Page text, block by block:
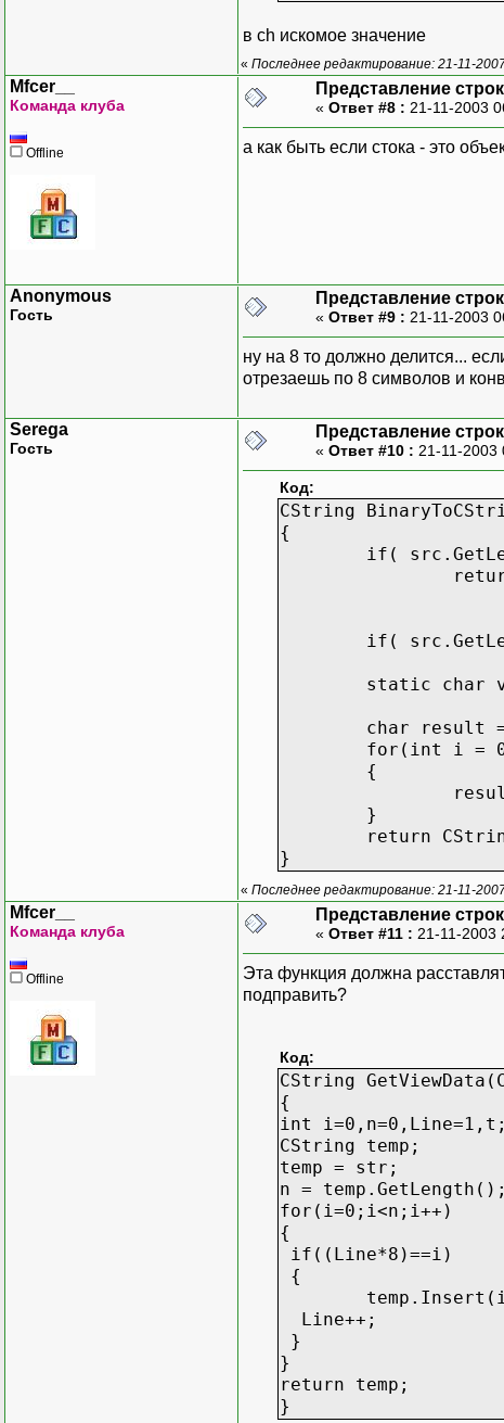
в ch искомое значение
« Последнее редактирование: 21-11-
Mfcer__
Команда клуба
Offline
Представление
« Ответ #8 : 21-11-2003
а как быть если стока - это
Anonymous
Гость
Представление
« Ответ #9 : 21-11-2003
ну на 8 то должно делится...
отрезаешь по 8 символов и
Serega
Гость
Представление
« Ответ #10 : 21-11-2003
Код:
CString
{
if(
if(
static char
char result
for(int i =
{
}
return
}
« Последнее редактирование: 21-11-
Mfcer__
Команда клуба
Offline
Представление
« Ответ #11 : 21-11-2003
Эта функция должна
подправить?
Код:
CString
{
int i=0,n=0,Line=1,t;
CString temp;
temp = str;
n = temp.GetLength();
for(i=0;i<n;i++)
{
if((Line*8)==i)
{
Line++;
}
}
return temp;
}